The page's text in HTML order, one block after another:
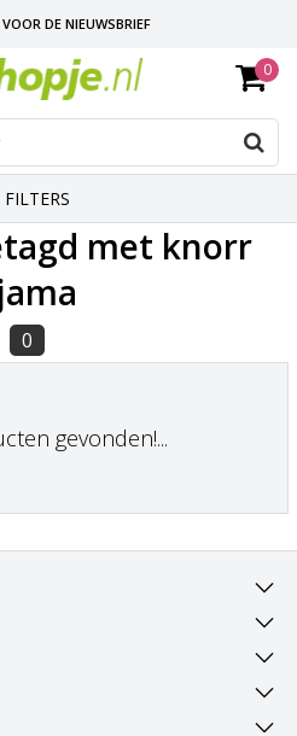
DE NIEUWSBRIEF
IS ZELFDE DAG VERZONDEN
PASVORM
0
FILTERS
met knorr
0
gevonden!...